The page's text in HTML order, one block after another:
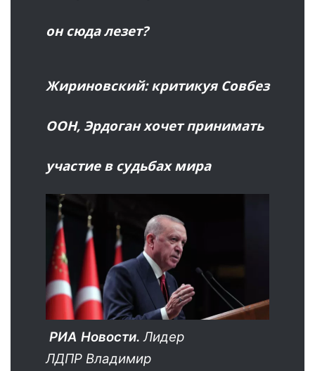
он сюда лезет?
Жириновский: критикуя Совбез
ООН, Эрдоган хочет принимать
участие в судьбах мира
РИА Новости. Лидер
ЛДПР Владимир